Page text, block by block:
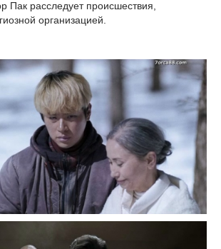
Пак расследует происшествия,
организацией.